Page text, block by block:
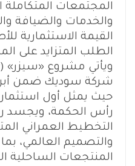
المجتمعات
والخدمات والضيافة
القيمة الاستثمارية
الطلب المتزايد على
شركة سوديك ضمن
حيث يمثل أول
رأس الحكمة، ويجسد
التخطيط العمراني
والتصميم العالمي،
المنتجعات الساحلية